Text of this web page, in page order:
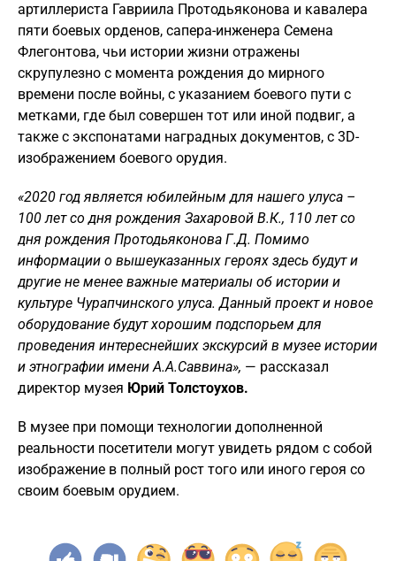
артиллериста Гавриила Протодьяконова и кавалера
пяти боевых орденов, сапера-инженера Семена
Флегонтова, чьи истории жизни отражены
скрупулезно с момента рождения до мирного
времени после войны, с указанием боевого пути с
метками, где был совершен тот или иной подвиг, а
также с экспонатами наградных документов, с 3D-
изображением боевого орудия.
«2020 год является юбилейным для нашего улуса –
100 лет со дня рождения Захаровой В.К., 110 лет со
дня рождения Протодьяконова Г.Д. Помимо
информации о вышеуказанных героях здесь будут и
другие не менее важные материалы об истории и
культуре Чурапчинского улуса. Данный проект и новое
оборудование будут хорошим подспорьем для
проведения интереснейших экскурсий в музее истории
и этнографии имени А.А.Саввина», — рассказал
директор музея Юрий Толстоухов.
В музее при помощи технологии дополненной
реальности посетители могут увидеть рядом с собой
изображение в полный рост того или иного героя со
своим боевым орудием.